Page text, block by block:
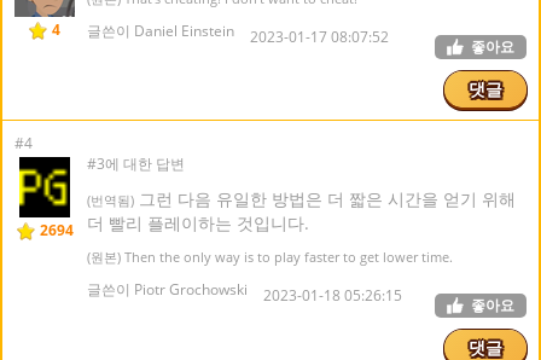
4 글쓴이 Daniel Einstein 2023-01-17 08:07:52 좋아요
댓글
#4
2694
#3에 대한 답변
(번역됨) 그런 다음 유일한 방법은 더 짧은 시간을 얻기 위해
더 빨리 플레이하는 것입니다.
(원본) Then the only way is to play faster to get lower time.
글쓴이 Piotr Grochowski 2023-01-18 05:26:15 좋아요
댓글